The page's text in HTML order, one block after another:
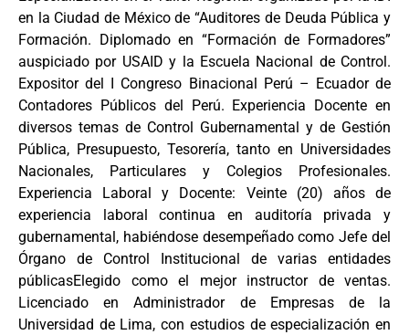
en la Ciudad de México de “Auditores de Deuda Pública y
Formación. Diplomado en “Formación de Formadores”
auspiciado por USAID y la Escuela Nacional de Control.
Expositor del I Congreso Binacional Perú – Ecuador de
Contadores Públicos del Perú. Experiencia Docente en
diversos temas de Control Gubernamental y de Gestión
Pública, Presupuesto, Tesorería, tanto en Universidades
Nacionales, Particulares y Colegios Profesionales.
Experiencia Laboral y Docente: Veinte (20) años de
experiencia laboral continua en auditoría privada y
gubernamental, habiéndose desempeñado como Jefe del
Órgano de Control Institucional de varias entidades
públicasElegido como el mejor instructor de ventas.
Licenciado en Administrador de Empresas de la
Universidad de Lima, con estudios de especialización en